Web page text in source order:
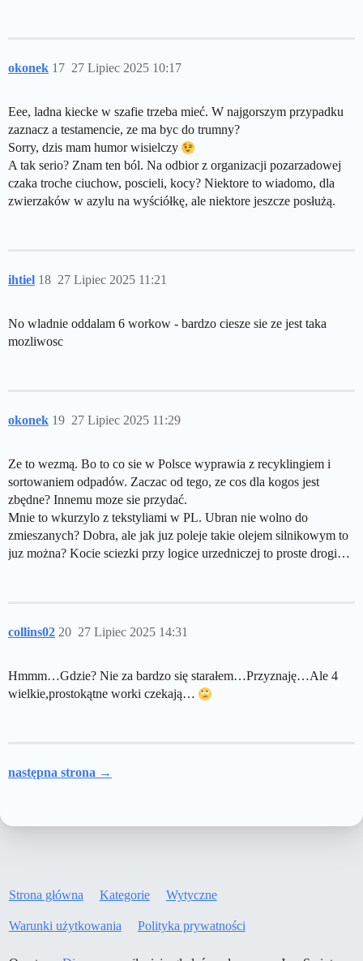
okonek 27 Lipiec 2025 10:17
17
Eee, ladna kiecke w szafie trzeba mieć. W najgorszym przypadku
zaznacz a testamencie, ze ma byc do trumny?
Sorry, dzis mam humor wisielczy
A tak serio? Znam ten ból. Na odbior z organizacji pozarzadowej
czaka troche ciuchow, poscieli, kocy? Niektore to wiadomo, dla
zwierzaków w azylu na wyściółkę, ale niektore jeszcze posłużą.
ihtiel 27 Lipiec 2025 11:21
18
No wladnie oddalam 6 workow - bardzo ciesze sie ze jest taka
mozliwosc
okonek 27 Lipiec 2025 11:29
19
Ze to wezmą. Bo to co sie w Polsce wyprawia z recyklingiem i
sortowaniem odpadów. Zaczac od tego, ze cos dla kogos jest
zbędne? Innemu moze sie przydać.
Mnie to wkurzylo z tekstyliami w PL. Ubran nie wolno do
zmieszanych? Dobra, ale jak juz poleje takie olejem silnikowym to
juz można? Kocie sciezki przy logice urzedniczej to proste drogi…
collins02 27 Lipiec 2025 14:31
20
Hmmm…Gdzie? Nie za bardzo się starałem…Przyznaję…Ale 4
wielkie,prostokątne worki czekają…
następna strona →
Strona główna Kategorie Wytyczne
Warunki użytkowania Polityka prywatności